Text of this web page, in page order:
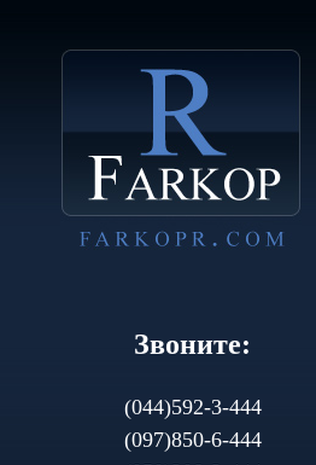
Звоните:
(044)592-3-444
(097)850-6-444